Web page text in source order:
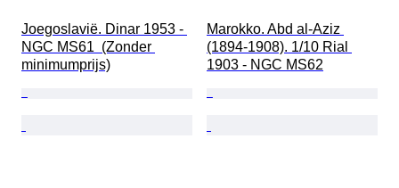
Joegoslavië. Dinar 1953 -
NGC MS61  (Zonder
minimumprijs)
Marokko. Abd al-Aziz
(1894-1908). 1/10 Rial
1903 - NGC MS62